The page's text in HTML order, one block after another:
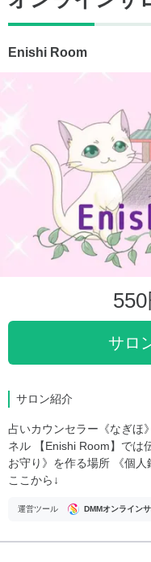
Enishi Room
550
サロ
サロン紹介
占いカウンセラー《なぎほ
ネル 【Enishi Room】では
お守り》を作る場所 《個
ここから↓
運営ツール DMMオンライン